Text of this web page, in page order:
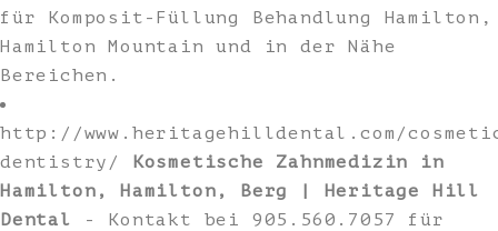
für Komposit-Füllung Behandlung Hamilton,
Hamilton Mountain und in der Nähe
Bereichen.
http://www.heritagehilldental.com/
dentistry/
Kosmetische Zahnmedizin in
Hamilton, Hamilton, Berg | Heritage Hill
Dental
- Kontakt bei 905.560.7057 für